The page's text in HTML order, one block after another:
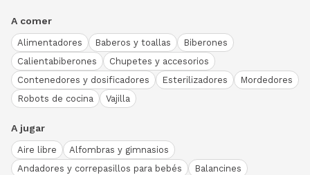
A comer
Alimentadores Baberos y toallas
Biberones
Calientabiberones
Chupetes y accesorios
Contenedores y dosificadores
Esterilizadores
Mordedores
Robots de cocina
Vajilla
A jugar
Aire libre
Alfombras y gimnasios
Andadores y correpasillos para bebés
Balancines